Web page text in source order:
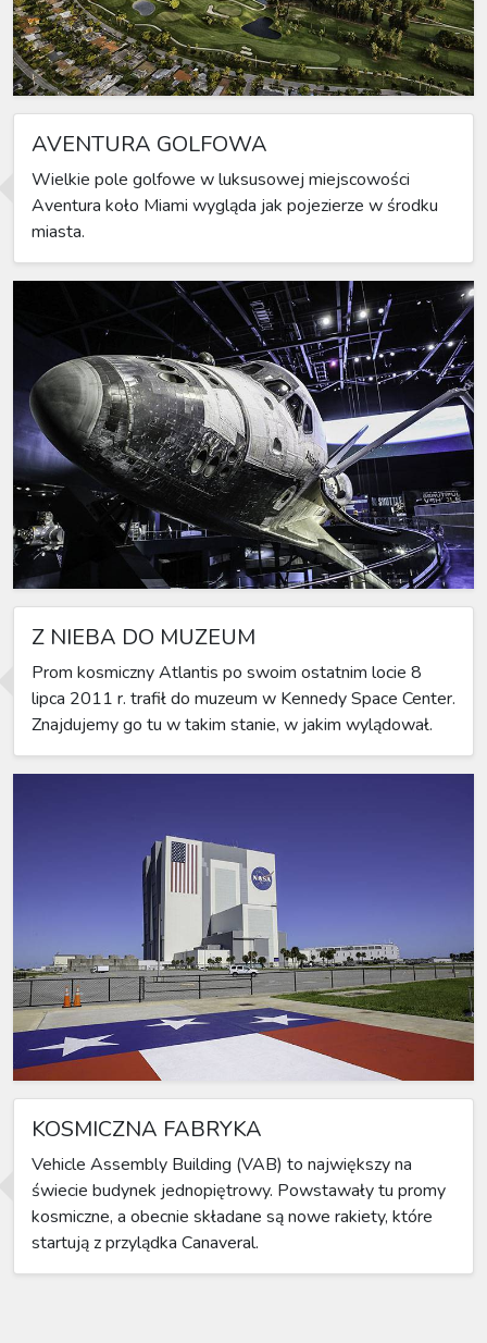
AVENTURA GOLFOWA
Wielkie pole golfowe w luksusowej miejscowości
Aventura koło Miami wygląda jak pojezierze w środku
miasta.
Z NIEBA DO MUZEUM
Prom kosmiczny Atlantis po swoim ostatnim locie 8
lipca 2011 r. trafił do muzeum w Kennedy Space Center.
Znajdujemy go tu w takim stanie, w jakim wylądował.
KOSMICZNA FABRYKA
Vehicle Assembly Building (VAB) to największy na
świecie budynek jednopiętrowy. Powstawały tu promy
kosmiczne, a obecnie składane są nowe rakiety, które
startują z przylądka Canaveral.